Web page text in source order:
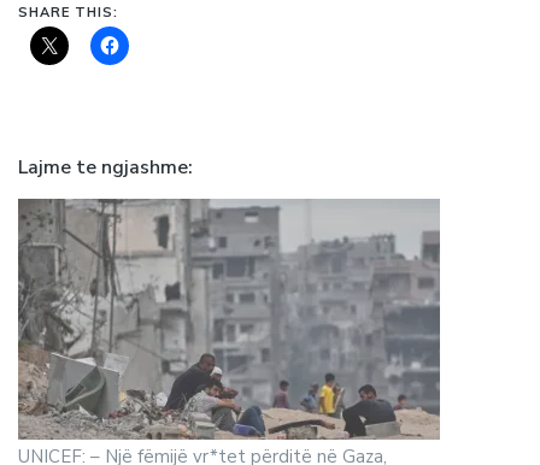
SHARE THIS:
Lajme te ngjashme
UNICEF: – Një fëmijë vr*tet përditë në Gaza,